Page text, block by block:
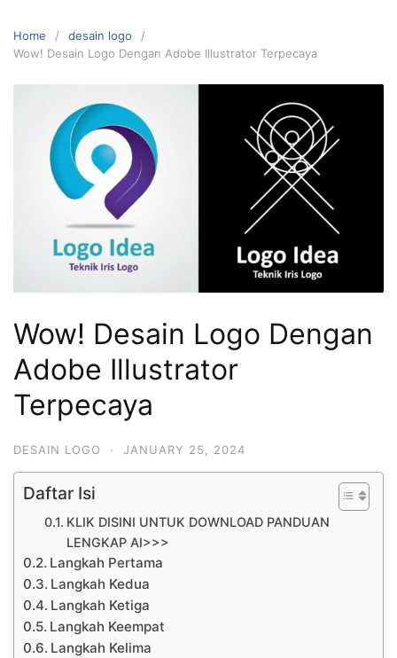
Home
desain logo
Wow! Desain Logo Dengan Adobe Illustrator Terpecaya
Wow! Desain Logo Dengan
Adobe Illustrator
Terpecaya
DESAIN LOGO · JANUARY 25, 2024
Daftar Isi
KLIK DISINI UNTUK DOWNLOAD PANDUAN
LENGKAP AI>>>
Langkah Pertama
Langkah Kedua
Langkah Ketiga
Langkah Keempat
Langkah Kelima